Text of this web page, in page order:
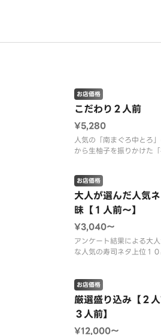
こだわり２人前
お店価格
¥5,280
人気の「南まぐろ中とろ
から生柚子を振りかけた
盛り込んだ、柿家すしのこ
が詰まった逸品です。
【内容】南まぐろ中とろ・
りいくら・柚子ふり穴子・
老・まぐろ赤身・サーモン
老・びんとろ・落ちとろ
大人が選んだ人気
昧【１人前～】
お店価格
¥3,040〜
アンケート結果による大
な人気の寿司ネタ上位１
【内容】南まぐろ中とろ・
に・まぐろ赤身・柚子ふり
えんがわ・いくら・ねぎと
ーモン・いか・ほたて（１
０貫）
厳選盛り込み【２人
３人前】
お店価格
¥12,000〜